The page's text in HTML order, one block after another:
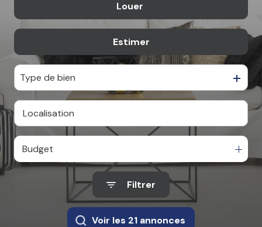
Autres
Louer
De l'immo pro
Estimer
Type de bien
Budget
Filtrer
Voir les 21 annonces